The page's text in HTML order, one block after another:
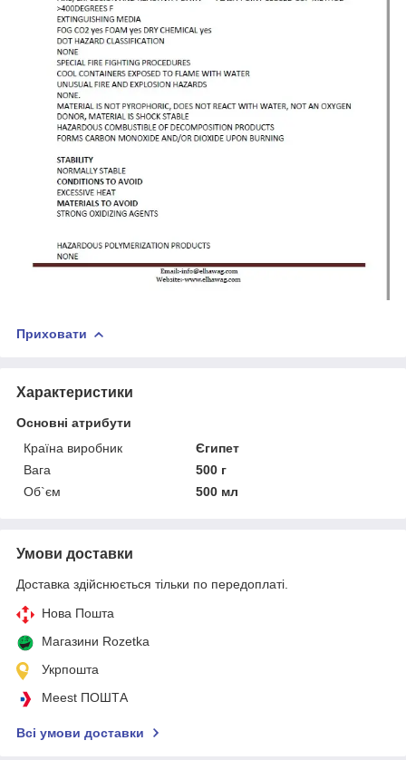
Приховати
Характеристики
Основні атрибути
Країна виробник
Єгипет
Вага
500 г
Об`єм
500 мл
Умови доставки
Доставка здійснюється тільки по передоплаті.
Нова Пошта
Магазини Rozetka
Укрпошта
Meest ПОШТА
Всі умови доставки